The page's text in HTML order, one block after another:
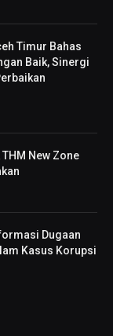
Timur Bahas
Baik, Sinergi
New Zone
Dugaan
Kasus Korupsi